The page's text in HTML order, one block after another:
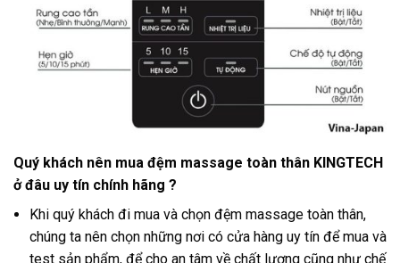
Quý khách nên mua đệm massage toàn thân KINGTECH
ở đâu uy tín chính hãng ?
Khi quý khách đi mua và chọn đệm massage toàn thân,
chúng ta nên chọn những nơi có cửa hàng uy tín để mua và
test sản phẩm, để cho an tâm về chất lượng cũng như chế